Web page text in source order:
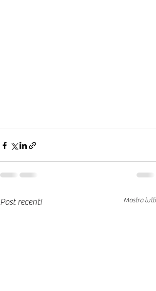
Post recenti Mostra tutti